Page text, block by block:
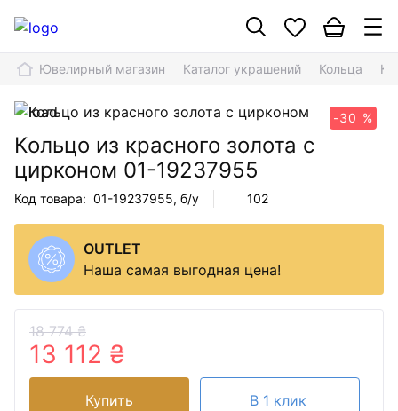
Ювелирный магазин Каталог украшений Кольца
-30 %
Кольцо из красного золота с
цирконом 01-19237955
Код товара: 01-19237955, б/у 102
OUTLET
Наша самая выгодная цена!
18 774 ₴
13 112 ₴
Купить В 1 клик